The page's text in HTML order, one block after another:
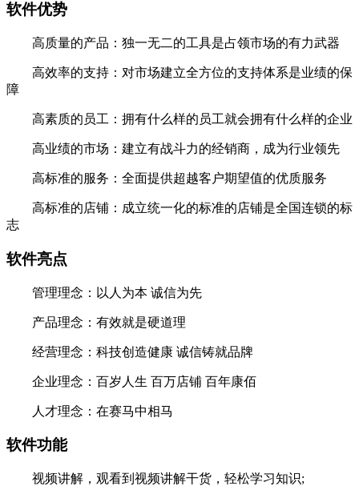
软件优势
高质量的产品：独一无二的工具是占领市场的有力武器
高效率的支持：对市场建立全方位的支持体系是业绩的保
障
高素质的员工：拥有什么样的员工就会拥有什么样的企业
高业绩的市场：建立有战斗力的经销商，成为行业领先
高标准的服务：全面提供超越客户期望值的优质服务
高标准的店铺：成立统一化的标准的店铺是全国连锁的标
志
软件亮点
管理理念：以人为本 诚信为先
产品理念：有效就是硬道理
经营理念：科技创造健康 诚信铸就品牌
企业理念：百岁人生 百万店铺 百年康佰
人才理念：在赛马中相马
软件功能
视频讲解，观看到视频讲解干货，轻松学习知识;